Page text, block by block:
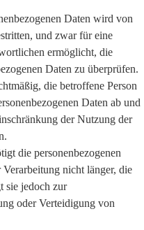
Daten wird von
und zwar für eine
ermöglicht, die
Daten zu überprüfen.
die betroffene Person
Daten ab und
der Nutzung der
die personenbezogenen
nicht länger, die
sie jedoch zur
oder Verteidigung von